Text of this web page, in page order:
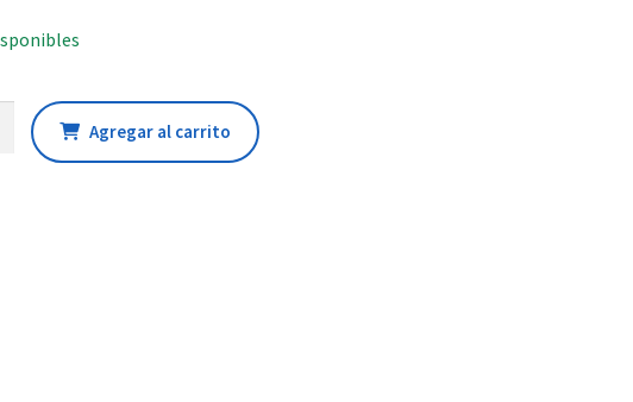
Agregar al carrito